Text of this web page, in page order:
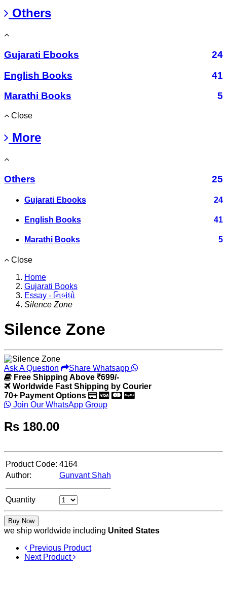
Others
Gujarati Ebooks
24
English Books
41
Marathi Books
5
Close
More
Others 25
Gujarati Ebooks 24
English Books 41
Marathi Books 5
Close
Home
Gujarati Books
Essay - નિબંધો
Silence Zone
Silence Zone
Ask A Question
Share Whatsapp
Free Shipping Above
699/-
Worldwide Fast Shipping by Courier
70+ Payment Options
Join Our WhatsApp Group
Rs 180.00
Product Code: 4164
Author:
Gunvant Shah
Quantity
Buy Now
we ship worldwide including United States
Previous Product
Next Product